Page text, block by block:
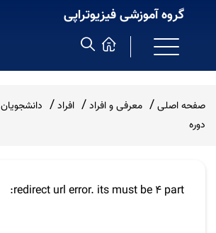
گروه آموزشی فیزیوتراپی
صفحه اصلی معرفی و افراد افراد دانشجویان
دوره
redirect url error. its must be 4 part: